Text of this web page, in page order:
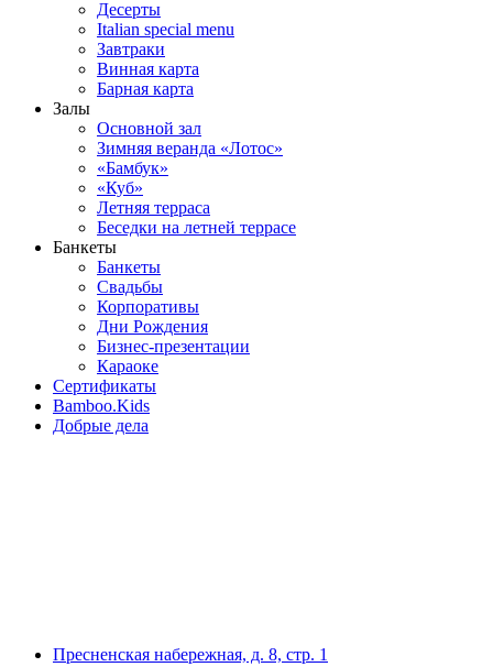
Десерты
Italian special menu
Завтраки
Винная карта
Барная карта
Залы
Основной зал
Зимняя веранда «Лотос»
«Бамбук»
«Куб»
Летняя терраса
Беседки на летней террасе
Банкеты
Банкеты
Свадьбы
Корпоративы
Дни Рождения
Бизнес-презентации
Караоке
Сертификаты
Bamboo.Kids
Добрые дела
Пресненская набережная, д. 8, стр. 1